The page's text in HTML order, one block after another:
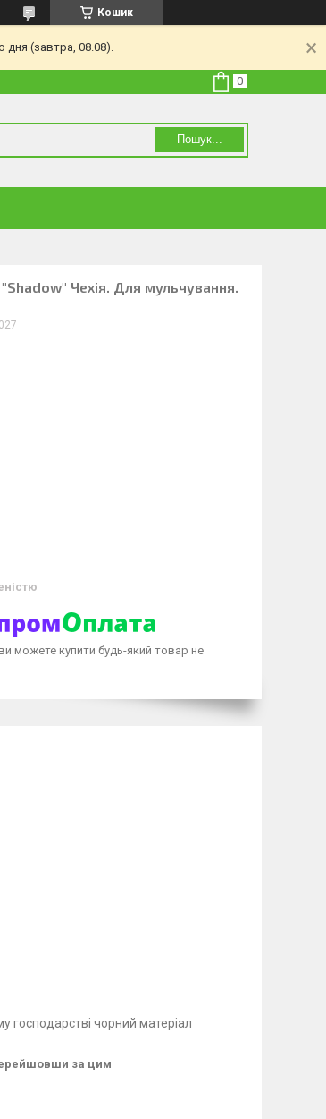
Кошик
дня (завтра, 08.08).
Пошук...
Чехія. Для мульчування.
можете купити будь-який товар не
господарстві чорний матеріал
за цим